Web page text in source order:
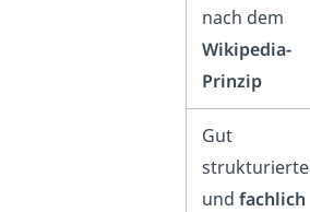
nach dem
Wikipedia-
Prinzip
Gut
strukturierte
undfachlich